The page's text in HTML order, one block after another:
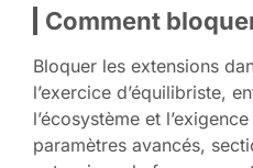
Comment
Bloquer les extensions
l’exercice d’équilibriste,
l’écosystème et
paramètres avancés,